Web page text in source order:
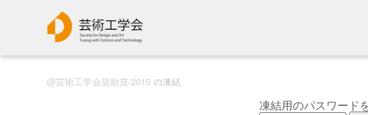
芸術工学会奨励賞/2015 の凍結
凍結用のパスワード